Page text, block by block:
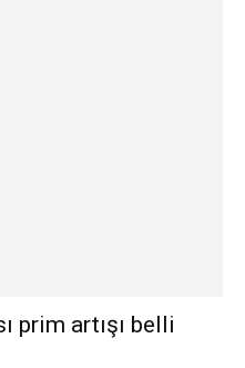
prim artışı belli